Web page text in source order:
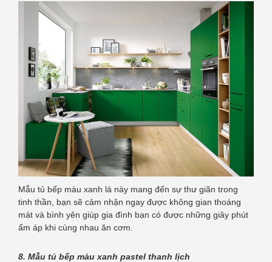
Mẫu tủ bếp màu xanh lá này mang đến sự thư giãn trong
tinh thần, bạn sẽ cảm nhận ngay được không gian thoáng
mát và bình yên giúp gia đình bạn có được những giây phút
ấm áp khi cùng nhau ăn cơm.
8. Mẫu tủ bếp màu xanh pastel thanh lịch